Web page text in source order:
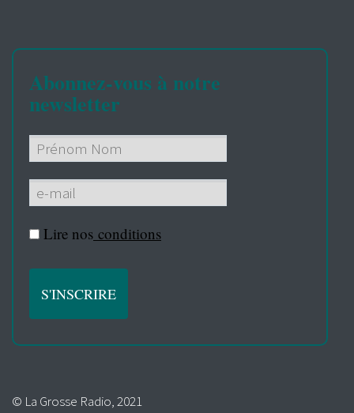
Abonnez-vous à notre
newsletter
Lire nos conditions
© La Grosse Radio, 2021